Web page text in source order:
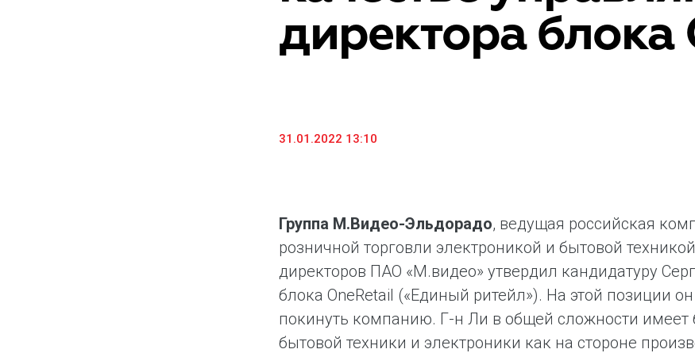
«М.Видео» — эксперт-инноватор в сфере торговли
бытовой техникой и электроникой. Благодаря
максимальному ассортименту и фокусу на клиенте,
компания предлагает уникальные комплексные
Предоставление информации и копийдиректора блока
31.01.2022 13:10
Группа М.Видео-Эльдорадо, ведущая российская
розничной торговли электроникой и бытовой
директоров ПАО «М.видео» утвердил кандидатуру
блока OneRetail («Единый ритейл»). На этой позиции
покинуть компанию. Г-н Ли в общей сложности
бытовой техники и электроники как на стороне